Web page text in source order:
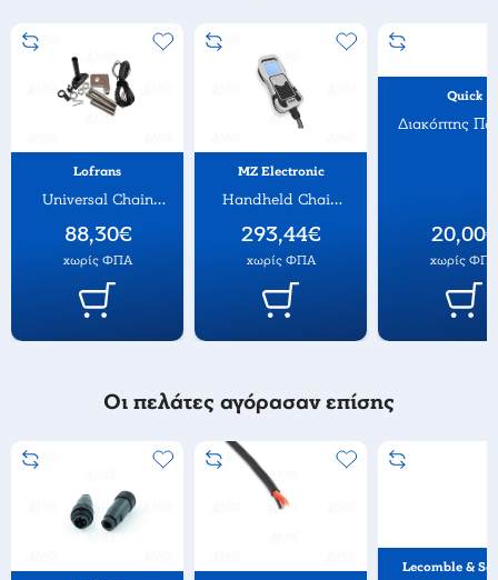
Lofrans
Universal Chain
Counter Kit
88,30€
χωρίς ΦΠΑ
MZ Electronic
Handheld Chain
Counter Remote
Control
293,44€
χωρίς ΦΠΑ
Quick
Διακόπτης
20,00€
χωρίς ΦΠΑ
Οι πελάτες αγόρασαν επίσης
Lecomble &